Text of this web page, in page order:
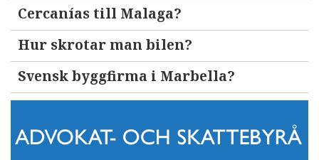
Cercanías till Malaga?
Hur skrotar man bilen?
Svensk byggfirma i Marbella?